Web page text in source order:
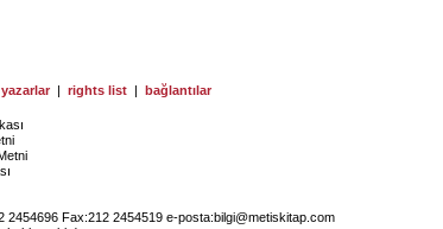
yazarlar | rights list | bağlantılar
2454696 Fax:212 2454519 e-posta:bilgi@metiskitap.com